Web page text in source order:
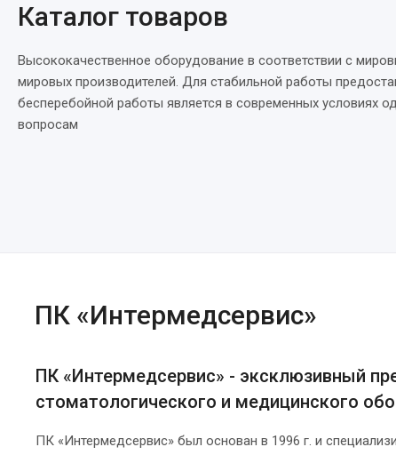
ПК «Интермедсервис»
ПК «Интермедсервис» - эксклюзивный
стоматологического и медицинского
ПК «Интермедсервис» был основан в 1996 г. и
Каталог товаров
Высококачественное оборудование в соответствии с
мировых производителей. Для стабильной работы
бесперебойной работы является в современных условиях
вопросам
Стоматологическое оборудование